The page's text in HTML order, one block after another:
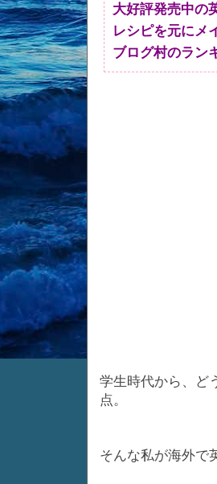
大好評発売中の
レシピを元にメ
ブログ村のラン
学生時代から、ど
点。
そんな私が海外で